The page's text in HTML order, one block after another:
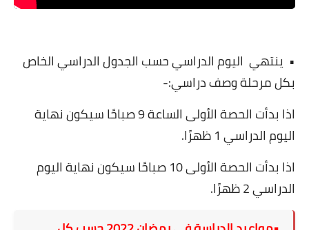
• ينتهي اليوم الدراسي حسب الجدول الدراسي الخاص
بكل مرحلة وصف دراسي:-
اذا بدأت الحصة الأولى الساعة 9 صباحًا سيكون نهاية
اليوم الدراسي 1 ظهرًا.
اذا بدأت الحصة الأولى 10 صباحًا سيكون نهاية اليوم
الدراسي 2 ظهرًا.